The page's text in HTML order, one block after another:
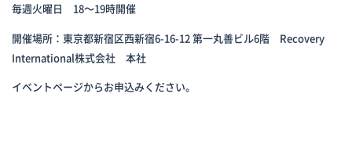
毎週火曜日 18～19時開催
開催場所：東京都新宿区西新宿6-16-12 第一丸善ビル6階 Recovery
International株式会社 本社
イベントページからお申込みください。